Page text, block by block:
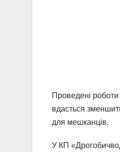
Проведені роботи
вдасться
для мешканців.
У КП